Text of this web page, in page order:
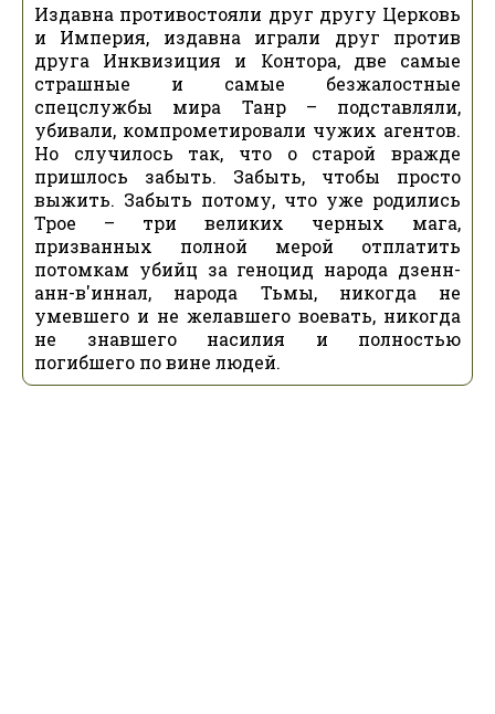
Издавна противостояли друг другу Церковь
и Империя, издавна играли друг против
друга Инквизиция и Контора, две самые
страшные и самые безжалостные
спецслужбы мира Танр – подставляли,
убивали, компрометировали чужих агентов.
Но случилось так, что о старой вражде
пришлось забыть. Забыть, чтобы просто
выжить. Забыть потому, что уже родились
Трое – три великих черных мага,
призванных полной мерой отплатить
потомкам убийц за геноцид народа дзенн-
анн-в'иннал, народа Тьмы, никогда не
умевшего и не желавшего воевать, никогда
не знавшего насилия и полностью
погибшего по вине людей.